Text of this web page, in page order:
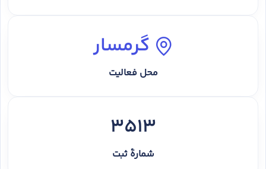
گرمسار
محل فعالیت
3513
شمارهٔ ثبت